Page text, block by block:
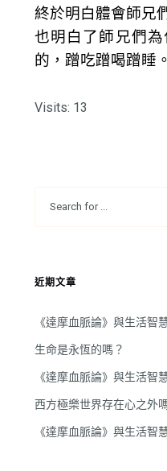
終於明白體會師兄
也明白了師兄們
的，蹭吃蹭喝蹭睡
Visits: 13
近期文章
《達摩血脈論》與生活智
生命是永恆的嗎？
《達摩血脈論》與生活智
西方極樂世界存在心之外
《達摩血脈論》與生活智